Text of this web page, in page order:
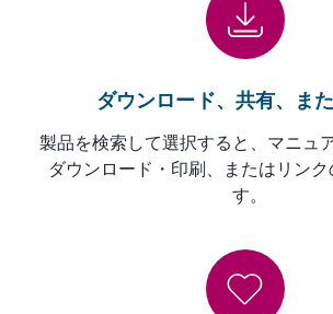
ダウンロード、共有、ま
製品を検索して選択すると、マニュ
ダウンロード・印刷、またはリンク
す。